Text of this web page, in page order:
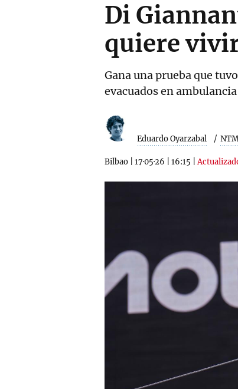
Di
quiere
Gana una prueba que
evacuados en
Eduardo Oyarzabal
Bilbao 17·05·26 16:15 |